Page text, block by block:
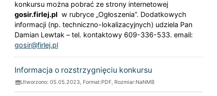
konkursu można pobrać ze strony internetowej
gosir.firlej.pl w rubryce „Ogłoszenia”. Dodatkowych
informacji (np. techniczno-lokalizacyjnych) udziela Pan
Damian Lewtak – tel. kontaktowy 609-336-533. email:
gosir@firlej.pl
ZAŁĄCZNIKI
Informacja o rozstrzygnięciu konkursu
Utworzono: 05.05.2023, Format:PDF, Rozmiar:NaNMB